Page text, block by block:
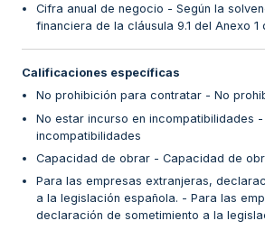
Cifra anual de negocio - Según la
financiera de la cláusula 9.1 del Anexo 1
Calificaciones específicas
No prohibición para contratar - No
No estar incurso en incompatibilidades
incompatibilidades
Capacidad de obrar - Capacidad de
Para las empresas extranjeras,
a la legislación española. - Para las
declaración de sometimiento a la